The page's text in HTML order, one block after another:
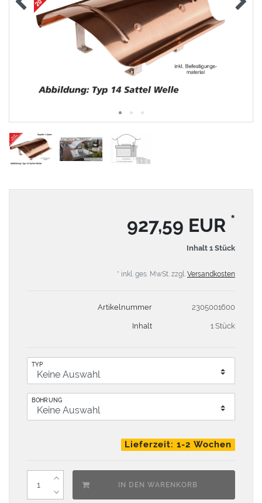
927,59 EUR *
Inhalt 1 Stück
* inkl. ges. MwSt. zzgl. Versandkosten
Artikelnummer 2305001600
Inhalt 1 Stück
TYP
BOHRUNG
Lieferzeit: 1-2 Wochen
IN DEN WARENKORB